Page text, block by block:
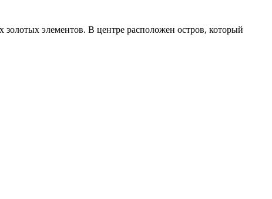
элементов. В центре расположен остров, который